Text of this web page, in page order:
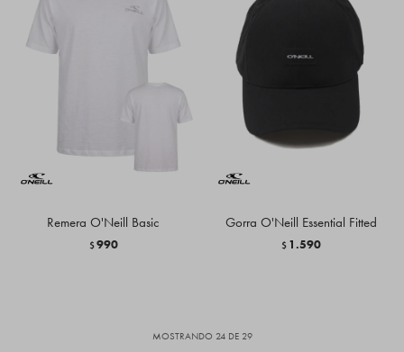
Remera O'Neill Basic
$990
Gorra O'Neill Essential Fitted
$ 1.590
MOSTRANDO 24DE 29